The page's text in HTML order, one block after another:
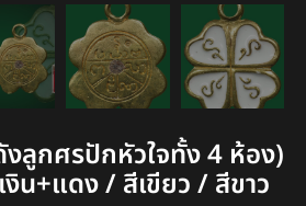
ลูกศรปักหัวใจทั้ง 4 ห้อง)
งิน+แดง / สีเขียว / สีขาว